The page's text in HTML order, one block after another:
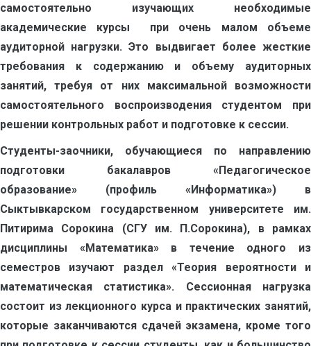
самостоятельно изучающих необходимые
академические курсы при очень малом объеме
аудиторной нагрузки. Это выдвигает более жесткие
требования к содержанию и объему аудиторных
занятий, требуя от них максимальной возможности
самостоятельного воспроизводения студентом при
решении контрольных работ и подготовке к сессии.
Студенты-заочники, обучающиеся по направлению
подготовки бакалавров «Педагогическое
образование» (профиль «Информатика») в
Сыктывкарском государственном университете им.
Питирима Сорокина (СГУ им. П.Сорокина), в рамках
дисциплины «Математика» в течение одного из
семестров изучают раздел «Теория вероятности и
математическая статистика». Сессионная нагрузка
состоит из лекционного курса и практических занятий,
которые заканчиваются сдачей экзамена, кроме того